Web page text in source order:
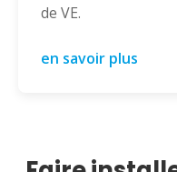
de VE.
en savoir plus